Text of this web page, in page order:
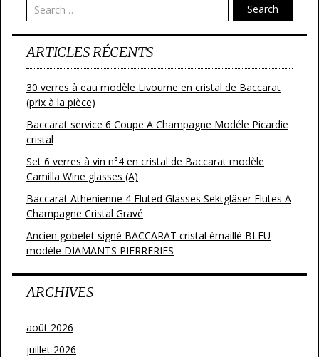
Search
ARTICLES RÉCENTS
30 verres à eau modèle Livourne en cristal de Baccarat
(prix à la pièce)
Baccarat service 6 Coupe A Champagne Modéle Picardie
cristal
Set 6 verres à vin n°4 en cristal de Baccarat modèle
Camilla Wine glasses (A)
Baccarat Athenienne 4 Fluted Glasses Sektgläser Flutes A
Champagne Cristal Gravé
Ancien gobelet signé BACCARAT cristal émaillé BLEU
modèle DIAMANTS PIERRERIES
ARCHIVES
août 2026
juillet 2026